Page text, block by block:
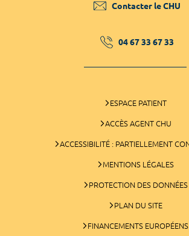
Contacter le CHU
04 67 33 67 33
ESPACE PATIENT
ACCÈS AGENT CHU
ACCESSIBILITÉ : PARTIELLEMENT
MENTIONS LÉGALES
PROTECTION DES DONNÉES
PLAN DU SITE
FINANCEMENTS EUROPÉENS